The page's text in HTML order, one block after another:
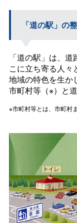
「道の駅」の
「道の駅」は、
こに立ち寄る人
地域の特色を生か
市町村等（※）と
※市町村等とは、市町村